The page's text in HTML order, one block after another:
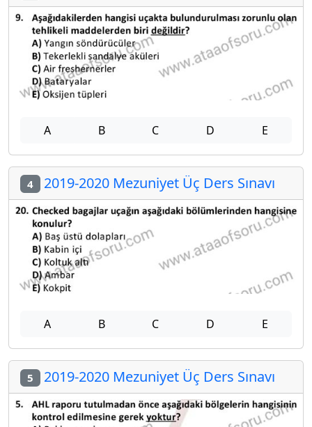
A B C D E
4 2019-2020 Mezuniyet Üç Ders Sınavı
A B C D E
5 2019-2020 Mezuniyet Üç Ders Sınavı